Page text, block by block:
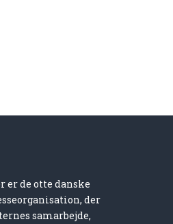
er de otte danske
der
samarbejde,